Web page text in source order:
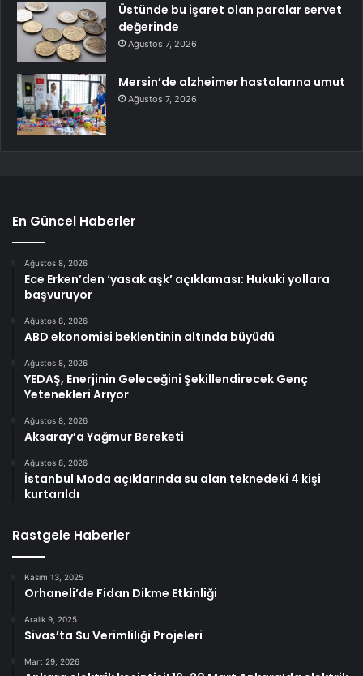
Üstünde bu işaret olan paralar servet
değerinde
Ağustos 7, 2026
Mersin’de alzheimer hastalarına umut
Ağustos 7, 2026
En Güncel Haberler
Ağustos 8, 2026
Ece Erken’den ‘yasak aşk’ açıklaması: Hukuki yollara
başvuruyor
Ağustos 8, 2026
ABD ekonomisi beklentinin altında büyüdü
Ağustos 8, 2026
YEDAŞ, Enerjinin Geleceğini Şekillendirecek Genç
Yetenekleri Arıyor
Ağustos 8, 2026
Aksaray’a Yağmur Bereketi
Ağustos 8, 2026
İstanbul Moda açıklarında su alan teknedeki 4 kişi
kurtarıldı
Rastgele Haberler
Kasım 13, 2025
Orhaneli’de Fidan Dikme Etkinliği
Aralık 9, 2025
Sivas’ta Su Verimliliği Projeleri
Mart 29, 2026